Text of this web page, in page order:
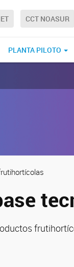
CCT NOASUR
PLANTA PILOTO